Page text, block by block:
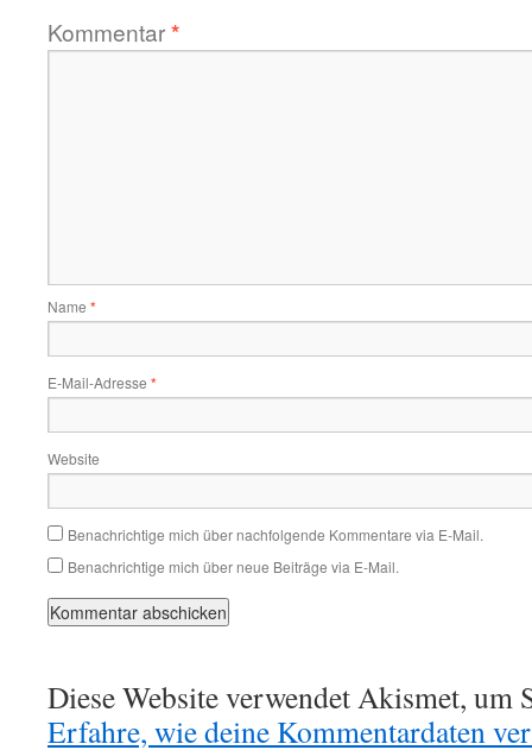
Kommentar*
Name *
E-Mail-Adresse *
Website
Benachrichtige mich über nachfolgende Kommentare via E-Mail.
Benachrichtige mich über neue Beiträge via E-Mail.
Diese Website verwendet Akismet, um
Erfahre, wie deine Kommentardaten